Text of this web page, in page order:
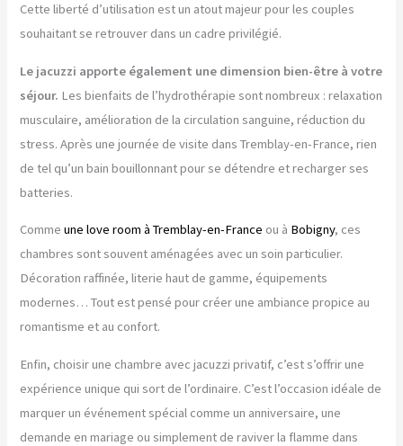
Cette liberté d’utilisation est un atout majeur pour les couples
souhaitant se retrouver dans un cadre privilégié.
Le jacuzzi apporte également une dimension bien-être à votre
séjour. Les bienfaits de l’hydrothérapie sont nombreux : relaxation
musculaire, amélioration de la circulation sanguine, réduction du
stress. Après une journée de visite dans Tremblay-en-France, rien
de tel qu’un bain bouillonnant pour se détendre et recharger ses
batteries.
Comme une love room à Tremblay-en-France ou à Bobigny, ces
chambres sont souvent aménagées avec un soin particulier.
Décoration raffinée, literie haut de gamme, équipements
modernes… Tout est pensé pour créer une ambiance propice au
romantisme et au confort.
Enfin, choisir une chambre avec jacuzzi privatif, c’est s’offrir une
expérience unique qui sort de l’ordinaire. C’est l’occasion idéale de
marquer un événement spécial comme un anniversaire, une
demande en mariage ou simplement de raviver la flamme dans